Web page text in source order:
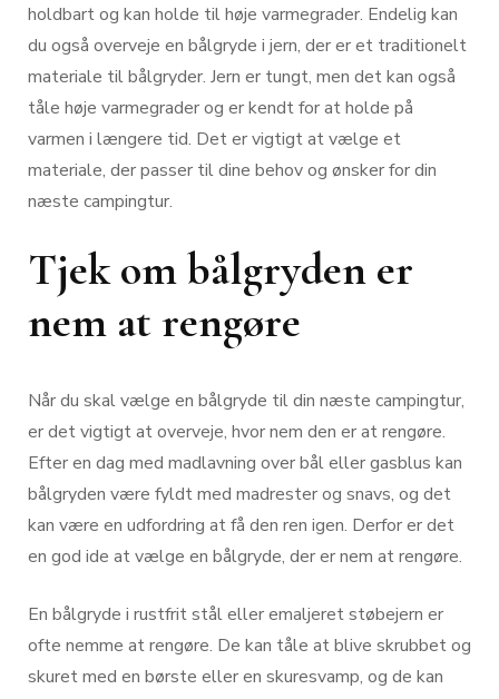
holdbart og kan holde til høje varmegrader. Endelig kan
du også overveje en bålgryde i jern, der er et traditionelt
materiale til bålgryder. Jern er tungt, men det kan også
tåle høje varmegrader og er kendt for at holde på
varmen i længere tid. Det er vigtigt at vælge et
materiale, der passer til dine behov og ønsker for din
næste campingtur.
Tjek om bålgryden er
nem at rengøre
Når du skal vælge en bålgryde til din næste campingtur,
er det vigtigt at overveje, hvor nem den er at rengøre.
Efter en dag med madlavning over bål eller gasblus kan
bålgryden være fyldt med madrester og snavs, og det
kan være en udfordring at få den ren igen. Derfor er det
en god ide at vælge en bålgryde, der er nem at rengøre.
En bålgryde i rustfrit stål eller emaljeret støbejern er
ofte nemme at rengøre. De kan tåle at blive skrubbet og
skuret med en børste eller en skuresvamp, og de kan